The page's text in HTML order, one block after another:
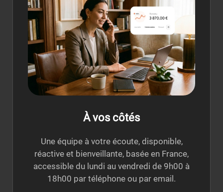
À vos côtés
Une équipe à votre écoute, disponible,
réactive et bienveillante, basée en France,
accessible du lundi au vendredi de 9h00 à
18h00 par téléphone ou par email.